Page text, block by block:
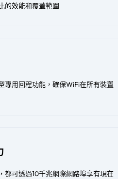
的效能和覆蓋範圍
專用回程功能，確保WiFi在所有裝置
都可透過10千兆網際網路埠享有現在